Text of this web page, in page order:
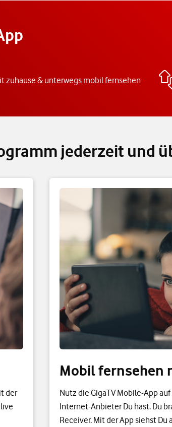
zuhause & unterwegs mobil fernsehen
jederzeit und
der
Mobil fernsehen
Nutz die GigaTV Mobile-App
Internet-Anbieter Du hast. Du
Receiver. Mit der App siehst